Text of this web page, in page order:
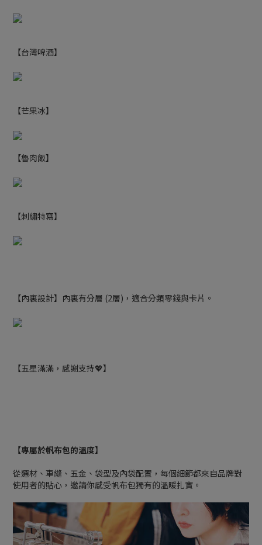
【台灣啤酒】
【芒果冰】
【魯肉飯】
【刺繡特寫】
【內裏設計】內裏有分層 (2層)，適合分類零錢與卡片。
【五星滿滿，感謝支持💖】
【專屬於帆布包的溫度】
從選材、車縫、五金、袋型及內袋配置，每個細節都來自品牌對
使用者的貼心，邀請你感受帆布包獨有的溫暖扎實。